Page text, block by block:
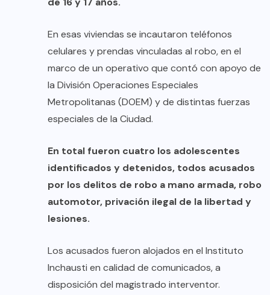
En esas viviendas se incautaron teléfonos
celulares y prendas vinculadas al robo, en el
marco de un operativo que contó con apoyo de
la División Operaciones Especiales
Metropolitanas (DOEM) y de distintas fuerzas
especiales de la Ciudad.
En total fueron cuatro los adolescentes
identificados y detenidos, todos acusados
por los delitos de robo a mano armada, robo
automotor, privación ilegal de la libertad y
lesiones.
Los acusados fueron alojados en el Instituto
Inchausti en calidad de comunicados, a
disposición del magistrado interventor.